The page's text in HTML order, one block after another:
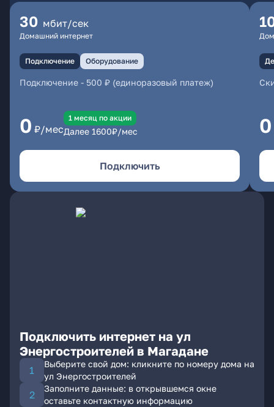
30 мбит/сек
Домашний интернет
Подключение Оборудование
Подключение - 500 ₽ (единоразовый платеж)
0 ₽/мес
1 месяц по акции
Далее 1600₽/мес
Подключить
0
Подключить интернет на ул
Энергостроителей в Магадане
Выберите свой дом: кликните по номеру дома на
ул Энергостроителей
Заполните данные: в открывшемся окне
оставьте контактную информацию